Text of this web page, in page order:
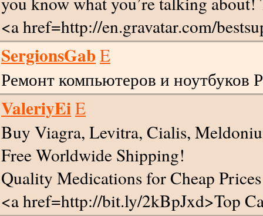
<a href=http://en.gravatar.com/
SergionsGabE
Ремонт компьютеров и ноутбуков
ValeriyEiE
Buy Viagra, Levitra, Cialis,
Free Worldwide Shipping!
Quality Medications for Cheap
<a href=http://bit.ly/2kBpJxd>Top